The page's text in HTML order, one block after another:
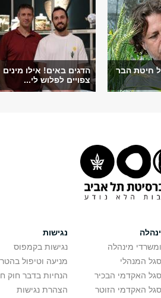
חיטת הבר
הדגים באים! אילו מינים
צפויים לפלוש לי...
מינהלה
המנהלי
האקדמי הבכיר
האקדמי הזוטר
נגישות
נגישות בקמפוס
מניעה וטיפול
הנחיות בדבר חוק
הצהרת נגישות